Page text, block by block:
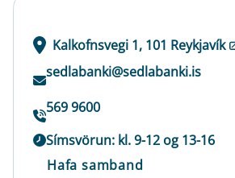
Kalkofnsvegi 1, 101 Reykjavík
sedlabanki@sedlabanki.is
569 9600
Símsvörun: kl. 9-12 og 13-16
Hafa samband